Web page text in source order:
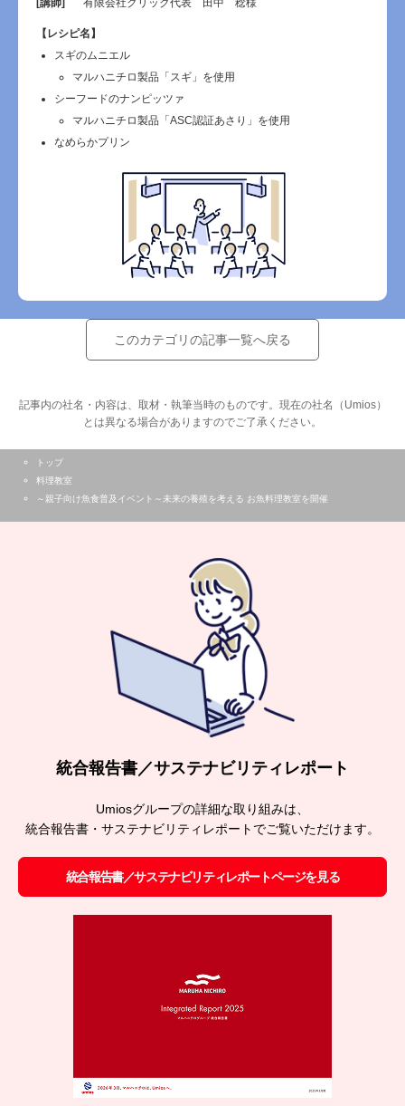
[講師]
有限会社クリック代表 田中 稔様
【レシピ名】
スギのムニエル
マルハニチロ製品「スギ」を使用
シーフードのナンピッツァ
マルハニチロ製品「ASC認証あさり」を使用
なめらかプリン
このカテゴリの記事一覧へ戻る
記事内の社名・内容は、取材・執筆当時のものです。現在の社名（Umios）
とは異なる場合がありますのでご了承ください。
トップ
料理教室
～親子向け魚食普及イベント～未来の養殖を考える お魚料理教室を開催
統合報告書／サステナビリティレポート
Umiosグループの詳細な取り組みは、
統合報告書・サステナビリティレポートでご覧いただけます。
統合報告書／サステナビリティレポートページを見る